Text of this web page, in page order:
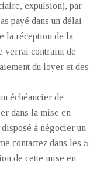
expulsion), par
payé dans un délai
la réception de la
verrai contraint de
du loyer et des
échéancier de
dans la mise en
à négocier un
contactez dans les 5
de cette mise en